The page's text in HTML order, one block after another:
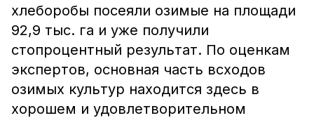
хлеборобы посеяли озимые на площади
92,9 тыс. га и уже получили
стопроцентный результат. По оценкам
экспертов, основная часть всходов
озимых культур находится здесь в
хорошем и удовлетворительном